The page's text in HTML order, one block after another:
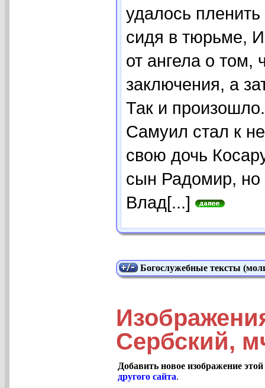
удалось
сидя в тюрьме,
от ангела о том,
заключения, а
Так и
Самуил стал к
свою дочь
сын Радомир, но
Влад[...]
Богослужебные тексты
Сербский,
Добавить новое изображение
другого сайта.